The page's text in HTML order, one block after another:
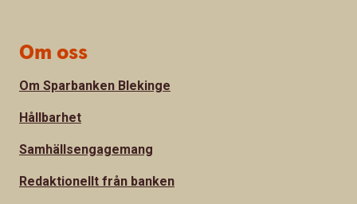
Om oss
Om Sparbanken Blekinge
Hållbarhet
Samhällsengagemang
Redaktionellt från banken